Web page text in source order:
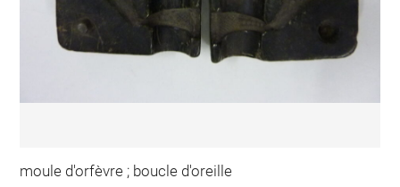
moule d'orfèvre ; boucle d'oreille